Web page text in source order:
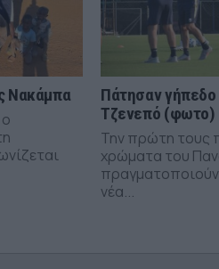
Νακάμπα
Πάτησαν
Τζενεπό (φωτο)
Την πρώτη τους
χρώματα του
νέα...